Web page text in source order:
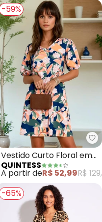
- Vestido (Azul) em
-59%
Vestido Curto Floral em
Malha Fria com Mangas
Bufantes
QUINTESS
A partir deR$ 52,99R$
-65%